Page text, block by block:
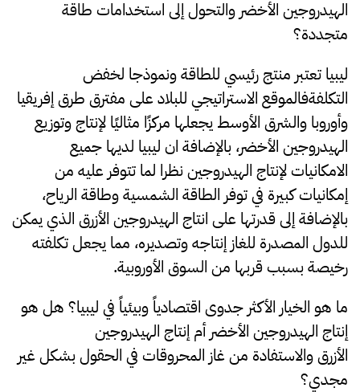
الهيدروجين الأخضر والتحول إلى استخدامات طاقة
متجددة؟
ليبيا تعتبر منتج رئيسي للطاقة ونموذجا لخفض
التكلفةفالموقع الاستراتيجي للبلاد على مفترق طرق إفريقيا
وأوروبا والشرق الأوسط يجعلها مركزًا مثاليًا لإنتاج وتوزيع
الهيدروجين الأخضر، بالإضافة ان ليبيا لديها جميع
الامكانيات لإنتاج الهيدروجين نظرا لما تتوفر عليه من
إمكانيات كبيرة في توفر الطاقة الشمسية وطاقة الرياح،
بالإضافة إلى قدرتها على انتاج الهيدروجين الأزرق الذي يمكن
للدول المصدرة للغاز إنتاجه وتصديره، مما يجعل تكلفته
رخيصة بسبب قربها من السوق الأوروبية.
ما هو الخيار الأكثر جدوى اقتصادياً وبيئياً في ليبيا؟ هل هو
إنتاج الهيدروجين الأخضر أم إنتاج الهيدروجين
الأزرقوالاستفادة من غاز المحروقات في الحقول بشكل غير
مجدي؟